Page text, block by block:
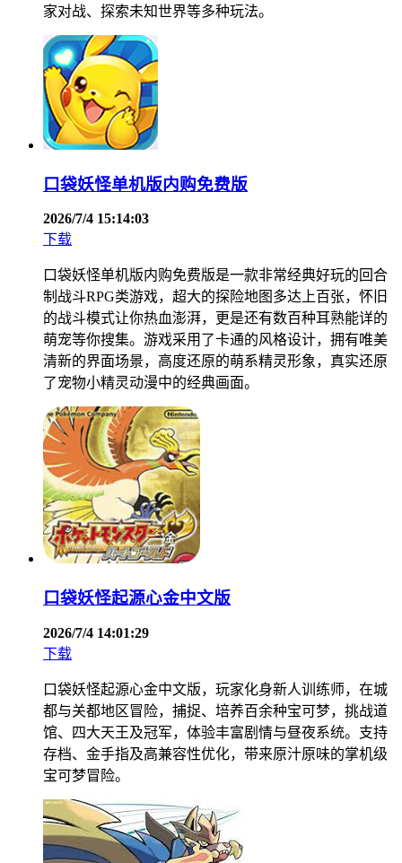
家对战、探索未知世界等多种玩法。
口袋妖怪单机版内购免费版
2026/7/4 15:14:03
下载
口袋妖怪单机版内购免费版是一款非常经典好玩的回合
制战斗RPG类游戏，超大的探险地图多达上百张，怀旧
的战斗模式让你热血澎湃，更是还有数百种耳熟能详的
萌宠等你搜集。游戏采用了卡通的风格设计，拥有唯美
清新的界面场景，高度还原的萌系精灵形象，真实还原
了宠物小精灵动漫中的经典画面。
口袋妖怪起源心金中文版
2026/7/4 14:01:29
下载
口袋妖怪起源心金中文版，玩家化身新人训练师，在城
都与关都地区冒险，捕捉、培养百余种宝可梦，挑战道
馆、四大天王及冠军，体验丰富剧情与昼夜系统。支持
存档、金手指及高兼容性优化，带来原汁原味的掌机级
宝可梦冒险。